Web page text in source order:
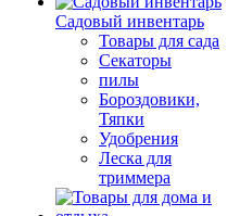
Садовый инвентарь
Товары для сада
Секаторы
пилы
Бороздовики,
Тяпки
Удобрения
Леска для
триммера